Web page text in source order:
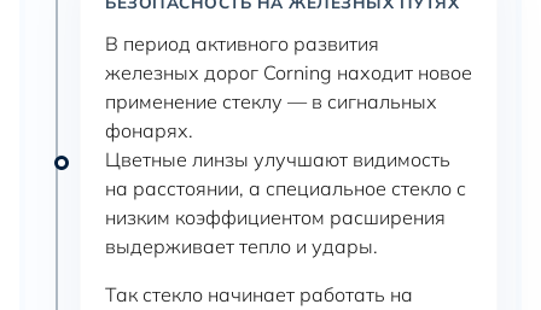
В период активного развития
железных дорог Corning находит новое
применение стеклу — в сигнальных
фонарях.
Цветные линзы улучшают видимость
на расстоянии, а специальное стекло с
низким коэффициентом расширения
выдерживает тепло и удары.
Так стекло начинает работать на